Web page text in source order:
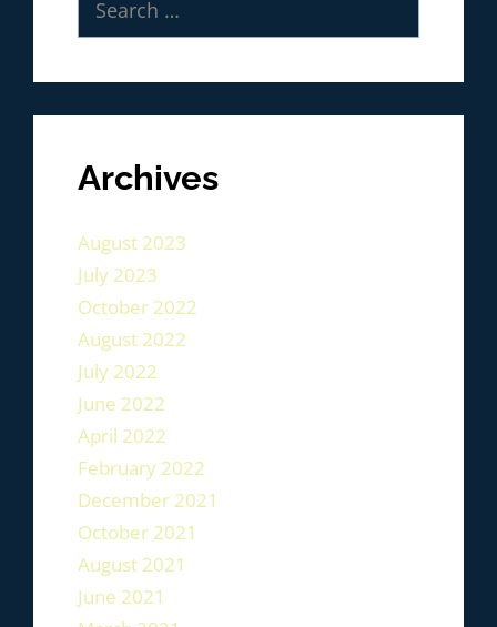
Archives
August 2023
July 2023
October 2022
August 2022
July 2022
June 2022
April 2022
February 2022
December 2021
October 2021
August 2021
June 2021